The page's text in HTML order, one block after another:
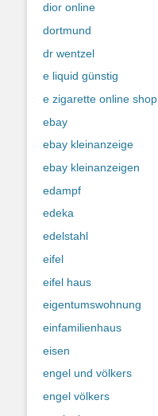
dior online
dortmund
dr wentzel
e liquid günstig
e zigarette online shop
ebay
ebay kleinanzeige
ebay kleinanzeigen
edampf
edeka
edelstahl
eifel
eifel haus
eigentumswohnung
einfamilienhaus
eisen
engel und völkers
engel völkers